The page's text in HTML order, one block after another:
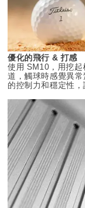
優化的飛行 & 打感
使用 SM10，用挖
道，觸球時感覺異
的控制力和穩定性